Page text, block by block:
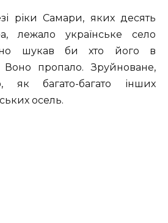
ріки Самари, яких десять
лежало українське село
шукав би хто його в
пропало. Зруйноване,
як багато-багато інших
осель.